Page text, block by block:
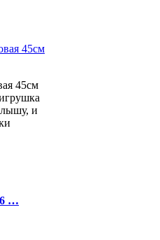
45см
и
…